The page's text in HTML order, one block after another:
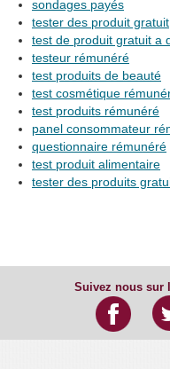
sondages payés
tester des produit gratuit
test de produit gratuit a
testeur rémunéré
test produits de beauté
test cosmétique
test produits rémunéré
panel consommateur
questionnaire rémunéré
test produit alimentaire
tester des produits
Suivez nous sur